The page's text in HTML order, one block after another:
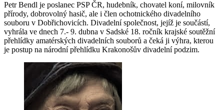
Petr Bendl je poslanec PSP ČR, hudebník, chovatel koní, milovník
přírody, dobrovolný hasič, ale i člen ochotnického divadelního
souboru v Dobřichovicích. Divadelní společnost, jejíž je součástí,
vyhrála ve dnech 7.- 9. dubna v Sadské 18. ročník krajské soutěžní
přehlídky amatérských divadelních souborů a čeká ji výhra, kterou
je postup na národní přehlídku Krakonošův divadelní podzim.